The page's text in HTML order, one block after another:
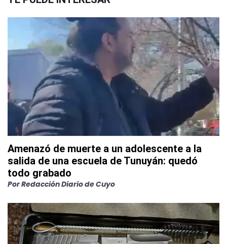
Amenazó de muerte a un adolescente a la
salida de una escuela de Tunuyán: quedó
todo grabado
PorRedacción Diario de Cuyo